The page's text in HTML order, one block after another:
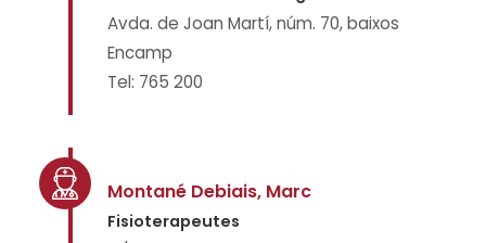
Avda. de Joan Martí, núm. 70, baixos
Encamp
Tel: 765 200
Montané Debiais, Marc
Fisioterapeutes